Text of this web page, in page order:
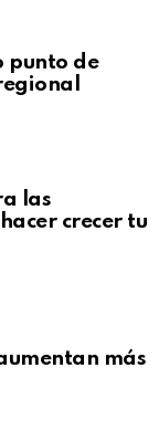
punto de
las
crecer tu
más